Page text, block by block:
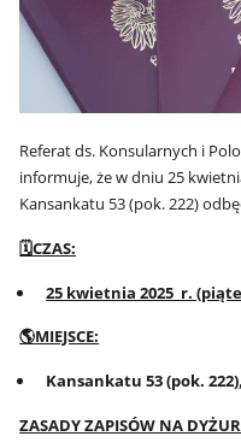
Referat ds. Konsularnych i
informuje, że w dniu 25
Kansankatu 53 (pok. 222)
🗓CZAS:
25 kwietnia 2025 r.
🌎MIEJSCE:
Kansankatu 53 (pok. 222)
ZASADY ZAPISÓW NA DYŻUR